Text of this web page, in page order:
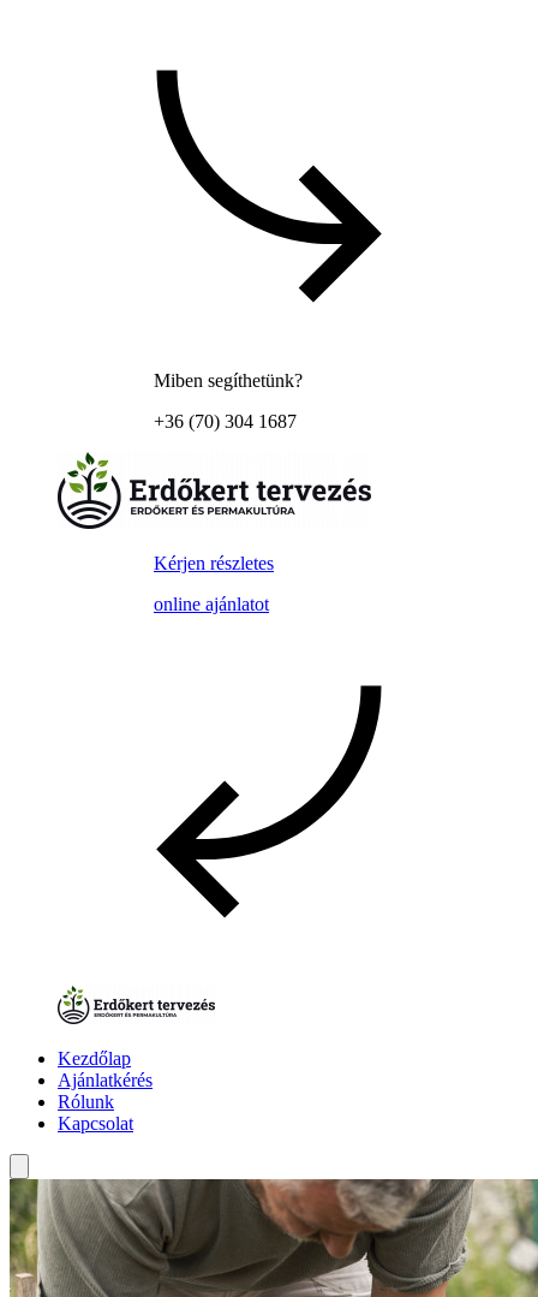
Miben segíthetünk?
+36 (70) 304 1687
Kérjen részletes
online ajánlatot
Kezdőlap
Ajánlatkérés
Rólunk
Kapcsolat